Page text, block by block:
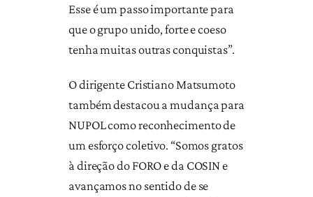
Esse é um passo importante para
que o grupo unido, forte e coeso
tenha muitas outras conquistas”.
O dirigente Cristiano Matsumoto
também destacou a mudança para
NUPOL como reconhecimento de
um esforço coletivo. “Somos gratos
à direção do FORO e da COSIN e
avançamos no sentido de se